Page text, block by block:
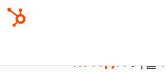
기술